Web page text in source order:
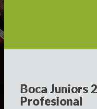
Boca Juniors
Profesional